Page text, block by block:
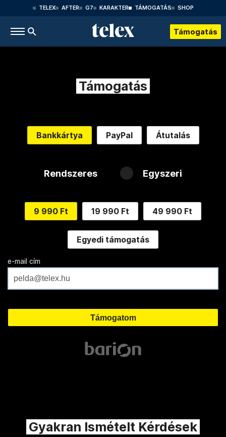
TELEX AFTER G7 KARAKTER TÁMOGATÁS SHOP
Támogatás
Támogatás
Bankkártya PayPal Átutalás
Rendszeres Egyszeri
9 990 Ft 19 990 Ft 49 990 Ft
Egyedi támogatás
e-mail cím
Gyakran Ismételt Kérdések